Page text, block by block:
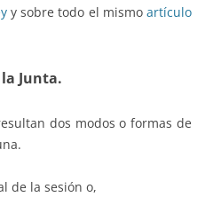
y sobre todo el mismoartículo
Junta.
dos modos o formas de
de la sesión o,